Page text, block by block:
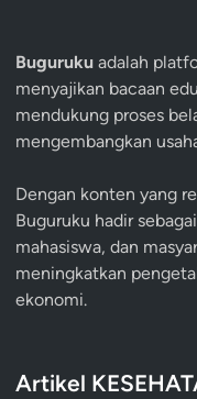
Buguruku adalah
menyajikan bacaan
mendukung proses
mengembangkan
Dengan konten yang
Buguruku hadir
mahasiswa, dan
meningkatkan
ekonomi.
Artikel